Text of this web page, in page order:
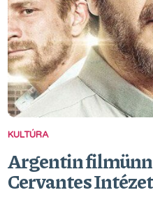
KULTÚRA
Argentin
Cervantes